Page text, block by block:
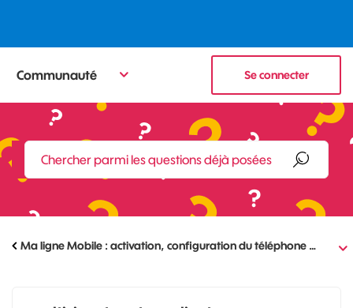
Communauté Se connecter
Ma ligne Mobile : activation, configuration du téléphone …